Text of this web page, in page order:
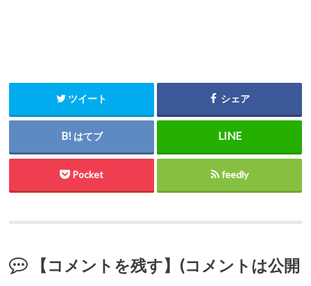
ツイート シェア
はてブ
Pocket feedly
【コメントを残す】(コメントは公開